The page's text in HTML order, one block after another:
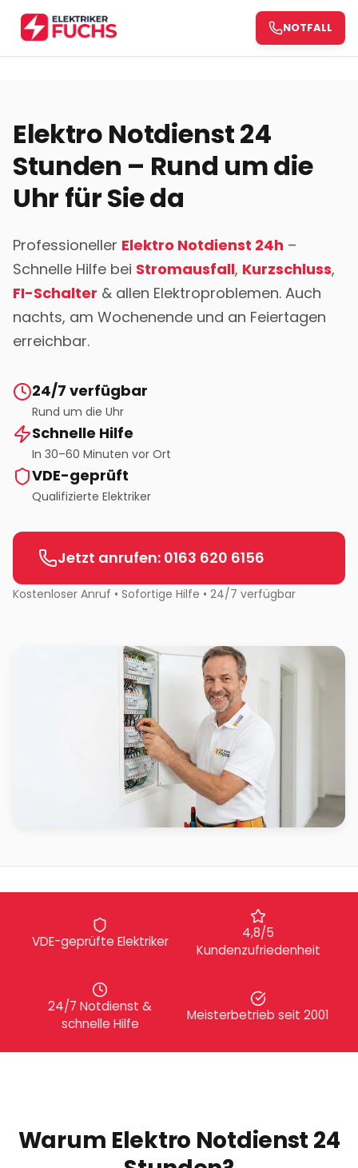
NOTFALL
Elektro Notdienst 24
Stunden – Rund um die
Uhr für Sie da
Professioneller Elektro Notdienst 24h –
Schnelle Hilfe bei Stromausfall, Kurzschluss,
FI-Schalter & allen Elektroproblemen. Auch
nachts, am Wochenende und an Feiertagen
erreichbar.
24/7 verfügbar
Rund um die Uhr
Schnelle Hilfe
In 30–60 Minuten vor Ort
VDE-geprüft
Qualifizierte Elektriker
Jetzt anrufen: 0163 620 6156
Kostenloser Anruf • Sofortige Hilfe • 24/7 verfügbar
VDE-geprüfte Elektriker
4,8/5
Kundenzufriedenheit
24/7 Notdienst &
schnelle Hilfe
Meisterbetrieb seit 2001
Warum Elektro Notdienst 24